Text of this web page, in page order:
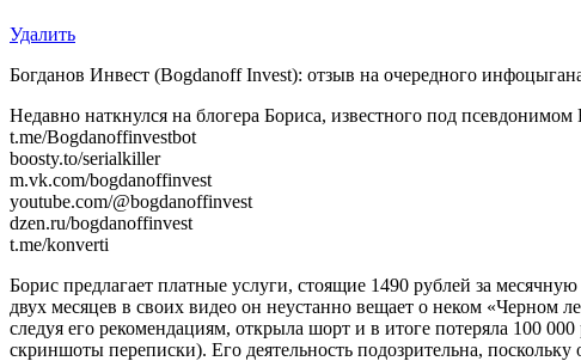
Удалить
Богданов Инвест (Bogdanoff Invest): отзыв на очередного
Недавно наткнулся на блогера Бориса, известного под
t.me/Bogdanoffinvestbot
boosty.to/serialkiller
m.vk.com/bogdanoffinvest
youtube.com/@bogdanoffinvest
dzen.ru/bogdanoffinvest
t.me/konverti
Борис предлагает платные услуги, стоящие 1490 рублей за
двух месяцев в своих видео он неустанно вещает о неком «Черном
следуя его рекомендациям, открыла шорт и в итоге потеряла 100
скриншоты переписки). Его деятельность подозрительна,